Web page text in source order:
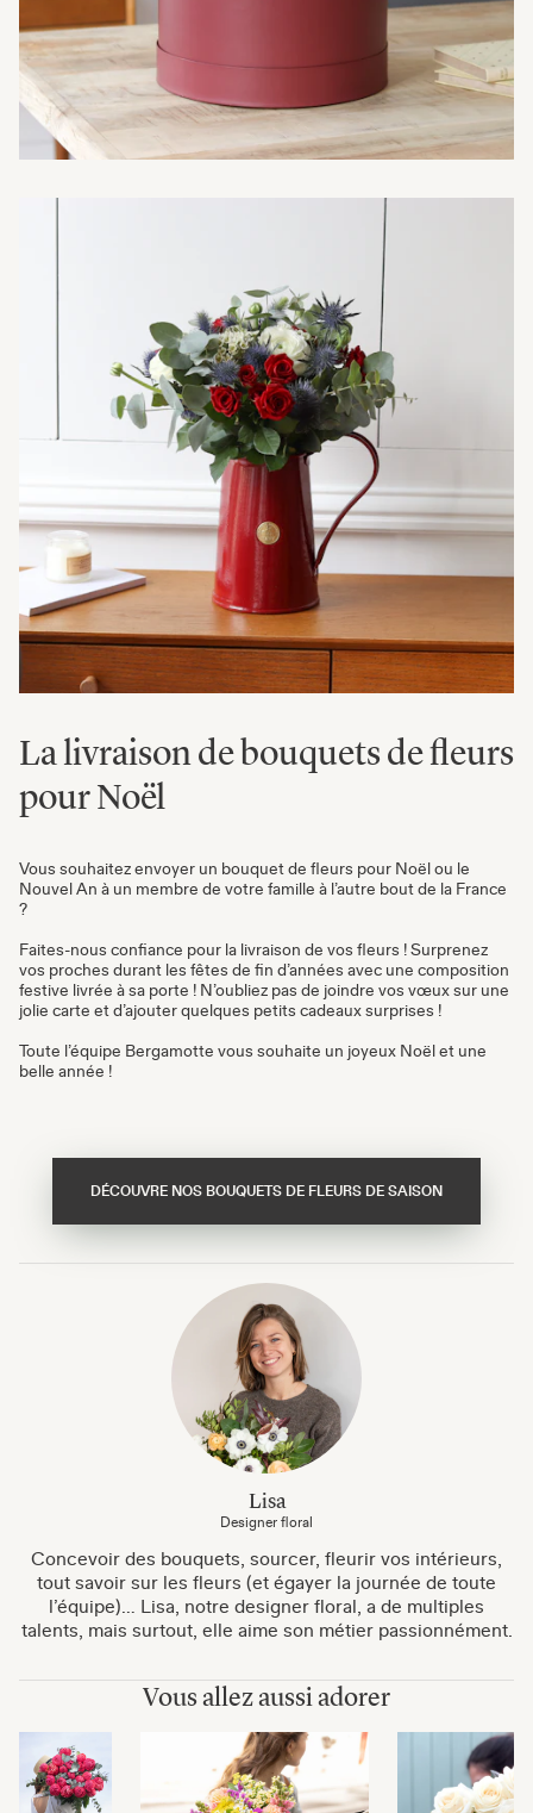
La livraison de bouquets de fleurs
pour Noël
Vous souhaitez envoyer un bouquet de fleurs pour Noël ou le
Nouvel An à un membre de votre famille à l’autre bout de la France
?
Faites-nous confiance pour la livraison de vos fleurs ! Surprenez
vos proches durant les fêtes de fin d’années avec une composition
festive livrée à sa porte ! N’oubliez pas de joindre vos vœux sur une
jolie carte et d’ajouter quelques petits cadeaux surprises !
Toute l’équipe Bergamotte vous souhaite un joyeux Noël et une
belle année !
DÉCOUVRE NOS BOUQUETS DE FLEURS DE SAISON
Lisa
Designer floral
Concevoir des bouquets, sourcer, fleurir vos intérieurs,
tout savoir sur les fleurs (et égayer la journée de toute
l’équipe)… Lisa, notre designer floral, a de multiples
talents, mais surtout, elle aime son métier passionnément.
Vous allez aussi adorer